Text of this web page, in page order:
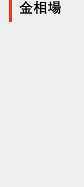
金相場